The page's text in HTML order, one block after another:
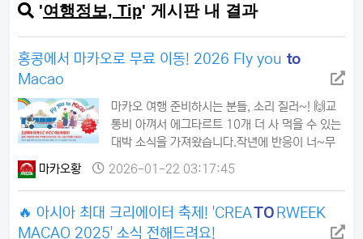
께 운영하는 대규모 숙박단지입니다.
'여행정보, Tip' 게시판 내 결과
홍콩에서 마카오로 무료 이동! 2026 Fly you to
Macao
마카오 여행 준비하시는 분들, 소리 질러~! 🙌교
통비 아껴서 에그타르트 10개 더 사 먹을 수 있는
대박 소식을 가져왔습니다.작년에 반응이 너~무
마카오까지 '공짜'로 데려다주는 전설의 프로모션,
2026 Fly you to Macao가 돌아왔습니다! 🚌
💨홍콩 찍고 마카오 가시는 분들,이거 모르고 그
냥 돈 내고 타면...진짜 손해예요! 😭무료 직행 버
마카오황 2026-01-22 03:17:45
🔥 아시아 최대 크리에이터 축제! 'CREATO RWEEK
MACAO 2025' 소식 전해드려요!